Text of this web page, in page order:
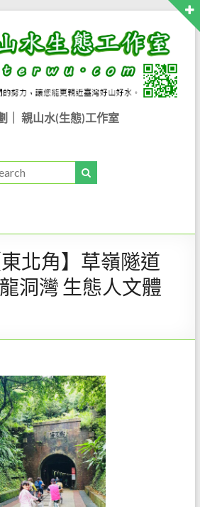
｜ 親山水(生態)工作室
北角】草嶺隧道
洞灣 生態人文體